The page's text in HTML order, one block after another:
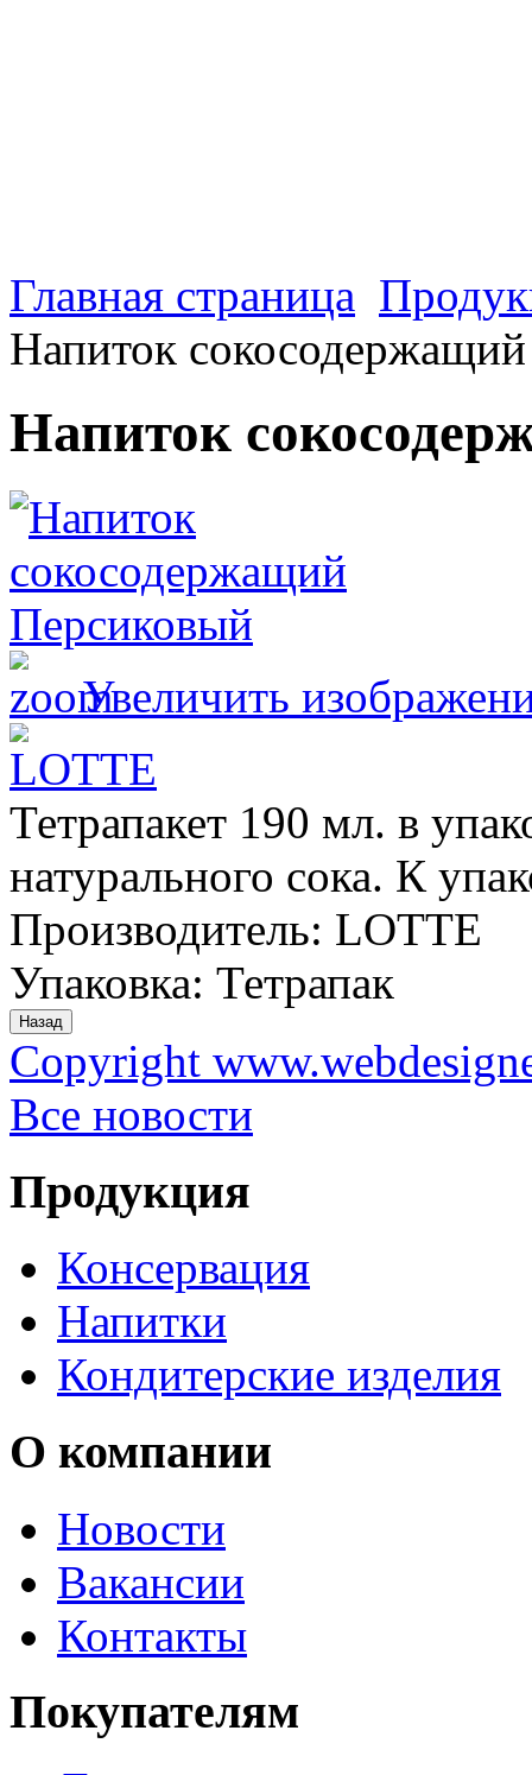
Главная страница
Напиток
Напиток
Увеличить
Тетрапакет 190 мл. в
натурального сока. К
Производитель: LOTTE
Упаковка: Тетрапак
Copyright
Все новости
Продукция
Консервация
Напитки
Кондитерские изделия
О компании
Новости
Вакансии
Контакты
Покупателям